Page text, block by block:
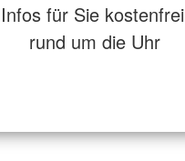
Infos für Sie kostenfrei
rund um die Uhr